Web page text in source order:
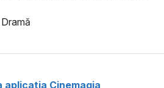
Dramă
aplicatia Cinemagia